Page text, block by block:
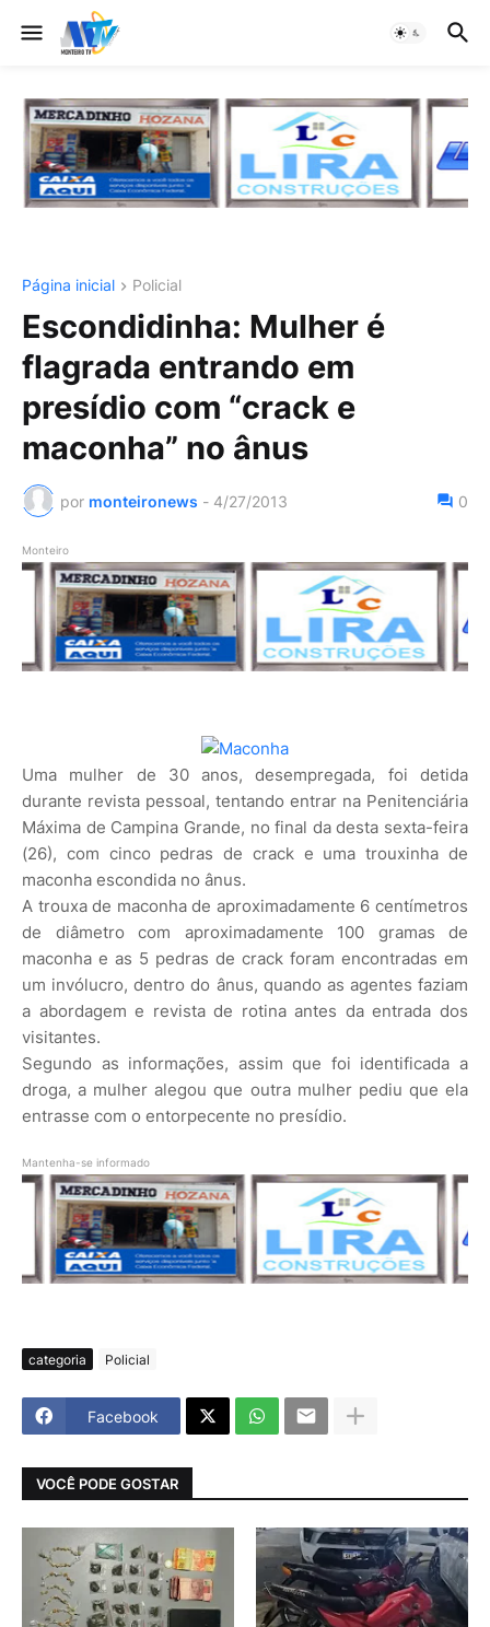
Página inicial Policial
Escondidinha: Mulher é
flagrada entrando em
presídio com “crack e
maconha” no ânus
por monteironews - 4/27/2013 0
Monteiro
Uma mulher de 30 anos, desempregada, foi detida
durante revista pessoal, tentando entrar na Penitenciária
Máxima de Campina Grande, no final da desta sexta-feira
(26), com cinco pedras de crack e uma trouxinha de
maconha escondida no ânus.
A trouxa de maconha de aproximadamente 6 centímetros
de diâmetro com aproximadamente 100 gramas de
maconha e as 5 pedras de crack foram encontradas em
um invólucro, dentro do ânus, quando as agentes faziam
a abordagem e revista de rotina antes da entrada dos
visitantes.
Segundo as informações, assim que foi identificada a
droga, a mulher alegou que outra mulher pediu que ela
entrasse com o entorpecente no presídio.
Mantenha-se informado
categoria Policial
Facebook
VOCÊ PODE GOSTAR